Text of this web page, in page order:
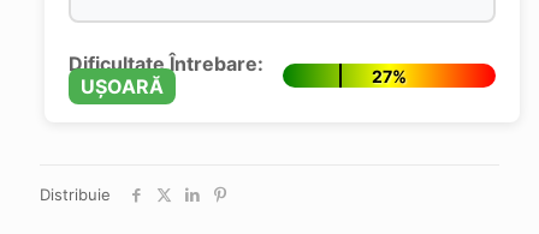
Dificultate Întrebare:
UȘOARĂ
27%
Distribuie